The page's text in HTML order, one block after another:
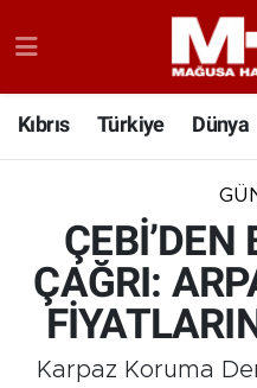
Kıbrıs Türkiye Dünya
ÇAĞRI:
Karpaz Koruma